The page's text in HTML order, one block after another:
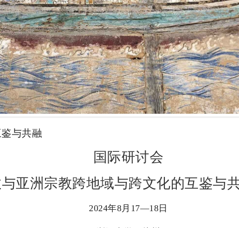
与共融
国际研讨会
亚洲宗教跨地域与跨文化的互鉴与
2024年8月17—18日